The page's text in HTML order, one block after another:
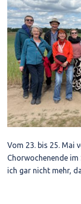
Vom 23. bis 25. Mai
Chorwochenende
ich gar nicht mehr,